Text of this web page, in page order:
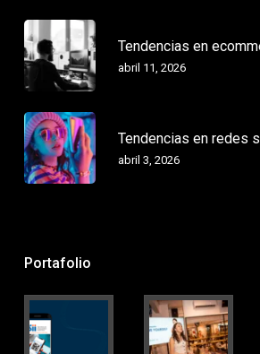
Tendencias en
abril 11, 2026
Tendencias en redes
abril 3, 2026
Portafolio